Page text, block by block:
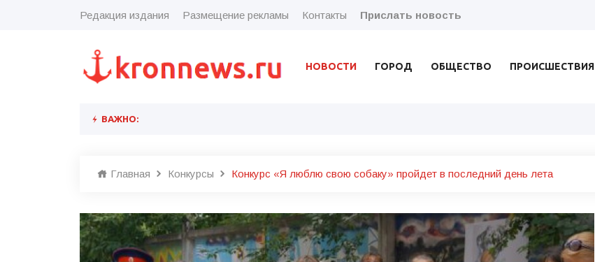
Редакция издания Размещение рекламы Контакты Прислать новость
НОВОСТИ ГОРОД ОБЩЕСТВО ПРОИСШЕСТВИЯ
ВАЖНО:
Главная Конкурсы Конкурс «Я люблю свою собаку» пройдет в последний день лета